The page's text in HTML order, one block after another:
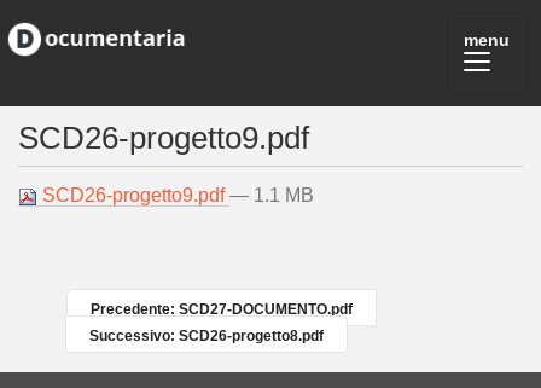
SCD26-progetto9.pdf
SCD26-progetto9.pdf— 1.1 MB
Precedente: SCD27-DOCUMENTO.pdf
Successivo: SCD26-progetto8.pdf